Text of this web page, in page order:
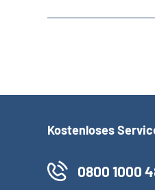
Kostenloses
0800 1000